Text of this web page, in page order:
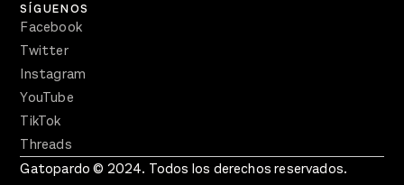
SÍGUENOS
Facebook
Twitter
Instagram
YouTube
TikTok
Threads
Gatopardo © 2024. Todos los derechos reservados.